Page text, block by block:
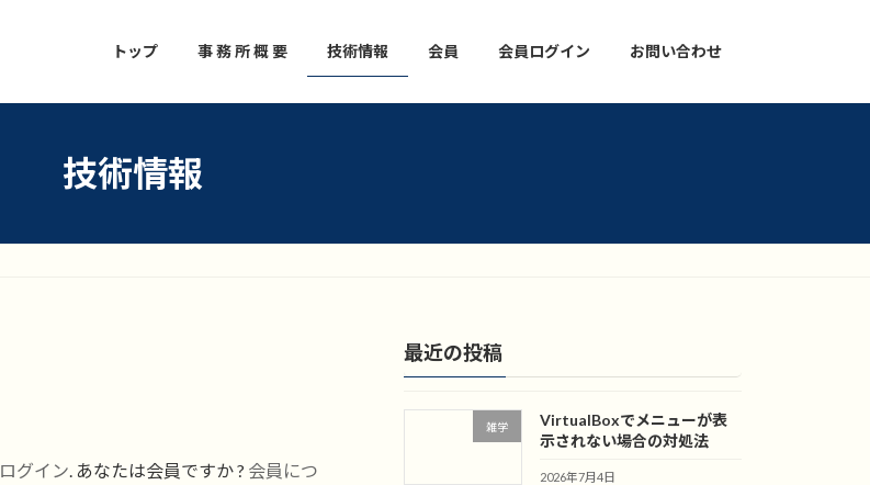
トップ 事 務 所 概 要 技術情報 会員 会員ログイン お問い合わせ
技術情報
ログイン. あなたは会員ですか ? 会員につ
最近の投稿
雑学
VirtualBoxでメニューが表
示されない場合の対処法
2026年7月4日